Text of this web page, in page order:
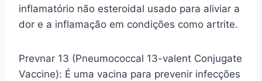
inflamatório não esteroidal usado para aliviar a
dor e a inflamação em condições como artrite.
Prevnar 13 (Pneumococcal 13-valent Conjugate
Vaccine): É uma vacina para prevenir infecções